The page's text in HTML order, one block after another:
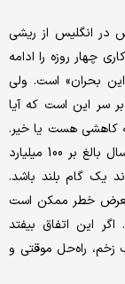
در انگلیس از ریشی
خواستند بعد از کووید-19 هفته کاری چهار روزه را ادامه
این بحران» است. ولی
سر این است که آیا
کاهشی هست یا خیر.
هزینه طرح حفظ شغل دولت تا پایان ماه اکتبر امسال بالغ بر 100 میلیارد
یک گام بلند باشد.
شغل در معرض خطر ممکن است
اگر این اتفاق بیفتد
راه‌حل موقتی و